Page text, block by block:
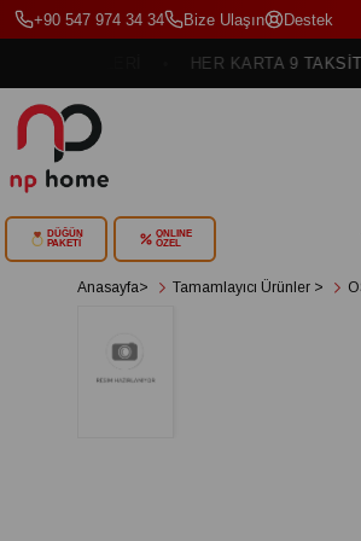
+90 547 974 34 34 Bize Ulaşın Destek
HER KARTA 9 TAKSİT
DÜĞÜN
PAKETİ
ONLINE
ÖZEL
Anasayfa> Tamamlayıcı Ürünler>